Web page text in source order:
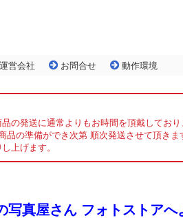
営会社 お問合せ 動作環境
の発送に通常よりもお時間を頂戴しており
の準備ができ次第 順次発送させて頂きま
上げます。
写真屋さん フォトストアへ